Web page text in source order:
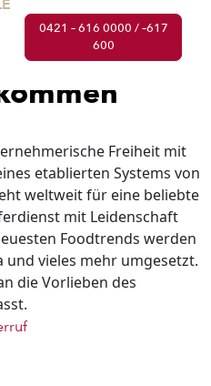
0421 – 616 0000 / –617
600
Freiheit mit
etablierten Systems von
weltweit für eine beliebte
mit Leidenschaft
Foodtrends werden
und vieles mehr umgesetzt.
die Vorlieben des